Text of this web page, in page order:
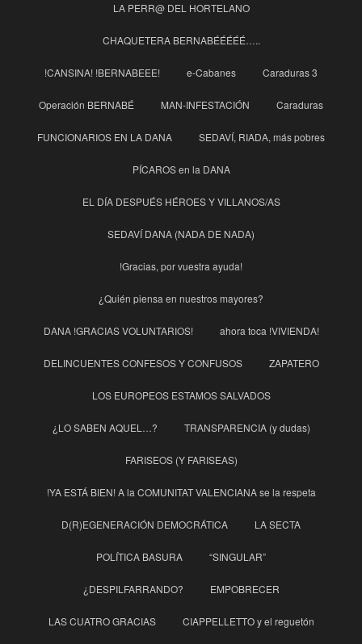
LA PERR@ DEL HORTELANO
CHAQUETERA BERNABÉÉÉÉÉ…..
!CANSINA! !BERNABEEE! e-Cabanes Caraduras 3
Operación BERNABÉ MAN-INFESTACIÓN Caraduras
FUNCIONARIOS EN LA DANA SEDAVÍ, RIADA, más pobres
PÍCAROS en la DANA
EL DÍA DESPUÉS HÉROES Y VILLANOS/AS
SEDAVÍ DANA (NADA DE NADA)
!Gracias, por vuestra ayuda!
¿Quién piensa en nuestros mayores?
DANA !GRACIAS VOLUNTARIOS! ahora toca !VIVIENDA!
DELINCUENTES CONFESOS Y CONFUSOS ZAPATERO
LOS EUROPEOS ESTAMOS SALVADOS
¿LO SABEN AQUEL…? TRANSPARENCIA (y dudas)
FARISEOS (Y FARISEAS)
!YA ESTÁ BIEN! A la COMUNITAT VALENCIANA se la respeta
D(R)EGENERACIÓN DEMOCRÁTICA LA SECTA
POLÍTICA BASURA “SINGULAR”
¿DESPILFARRANDO? EMPOBRECER
LAS CUATRO GRACIAS CIAPPELLETTO y el reguetón